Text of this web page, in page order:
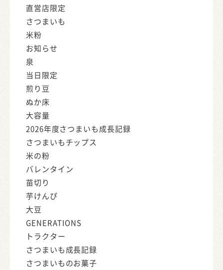
直営店限定
さつまいも
米粉
お知らせ
泉
当日限定
煎り豆
ぬか床
大容量
2026年度さつまいも成長記録
さつまいもチップス
米の粉
バレンタイン
苗切り
芋けんぴ
大豆
GENERATIONS
トラクター
さつまいも成長記録
さつまいものお菓子